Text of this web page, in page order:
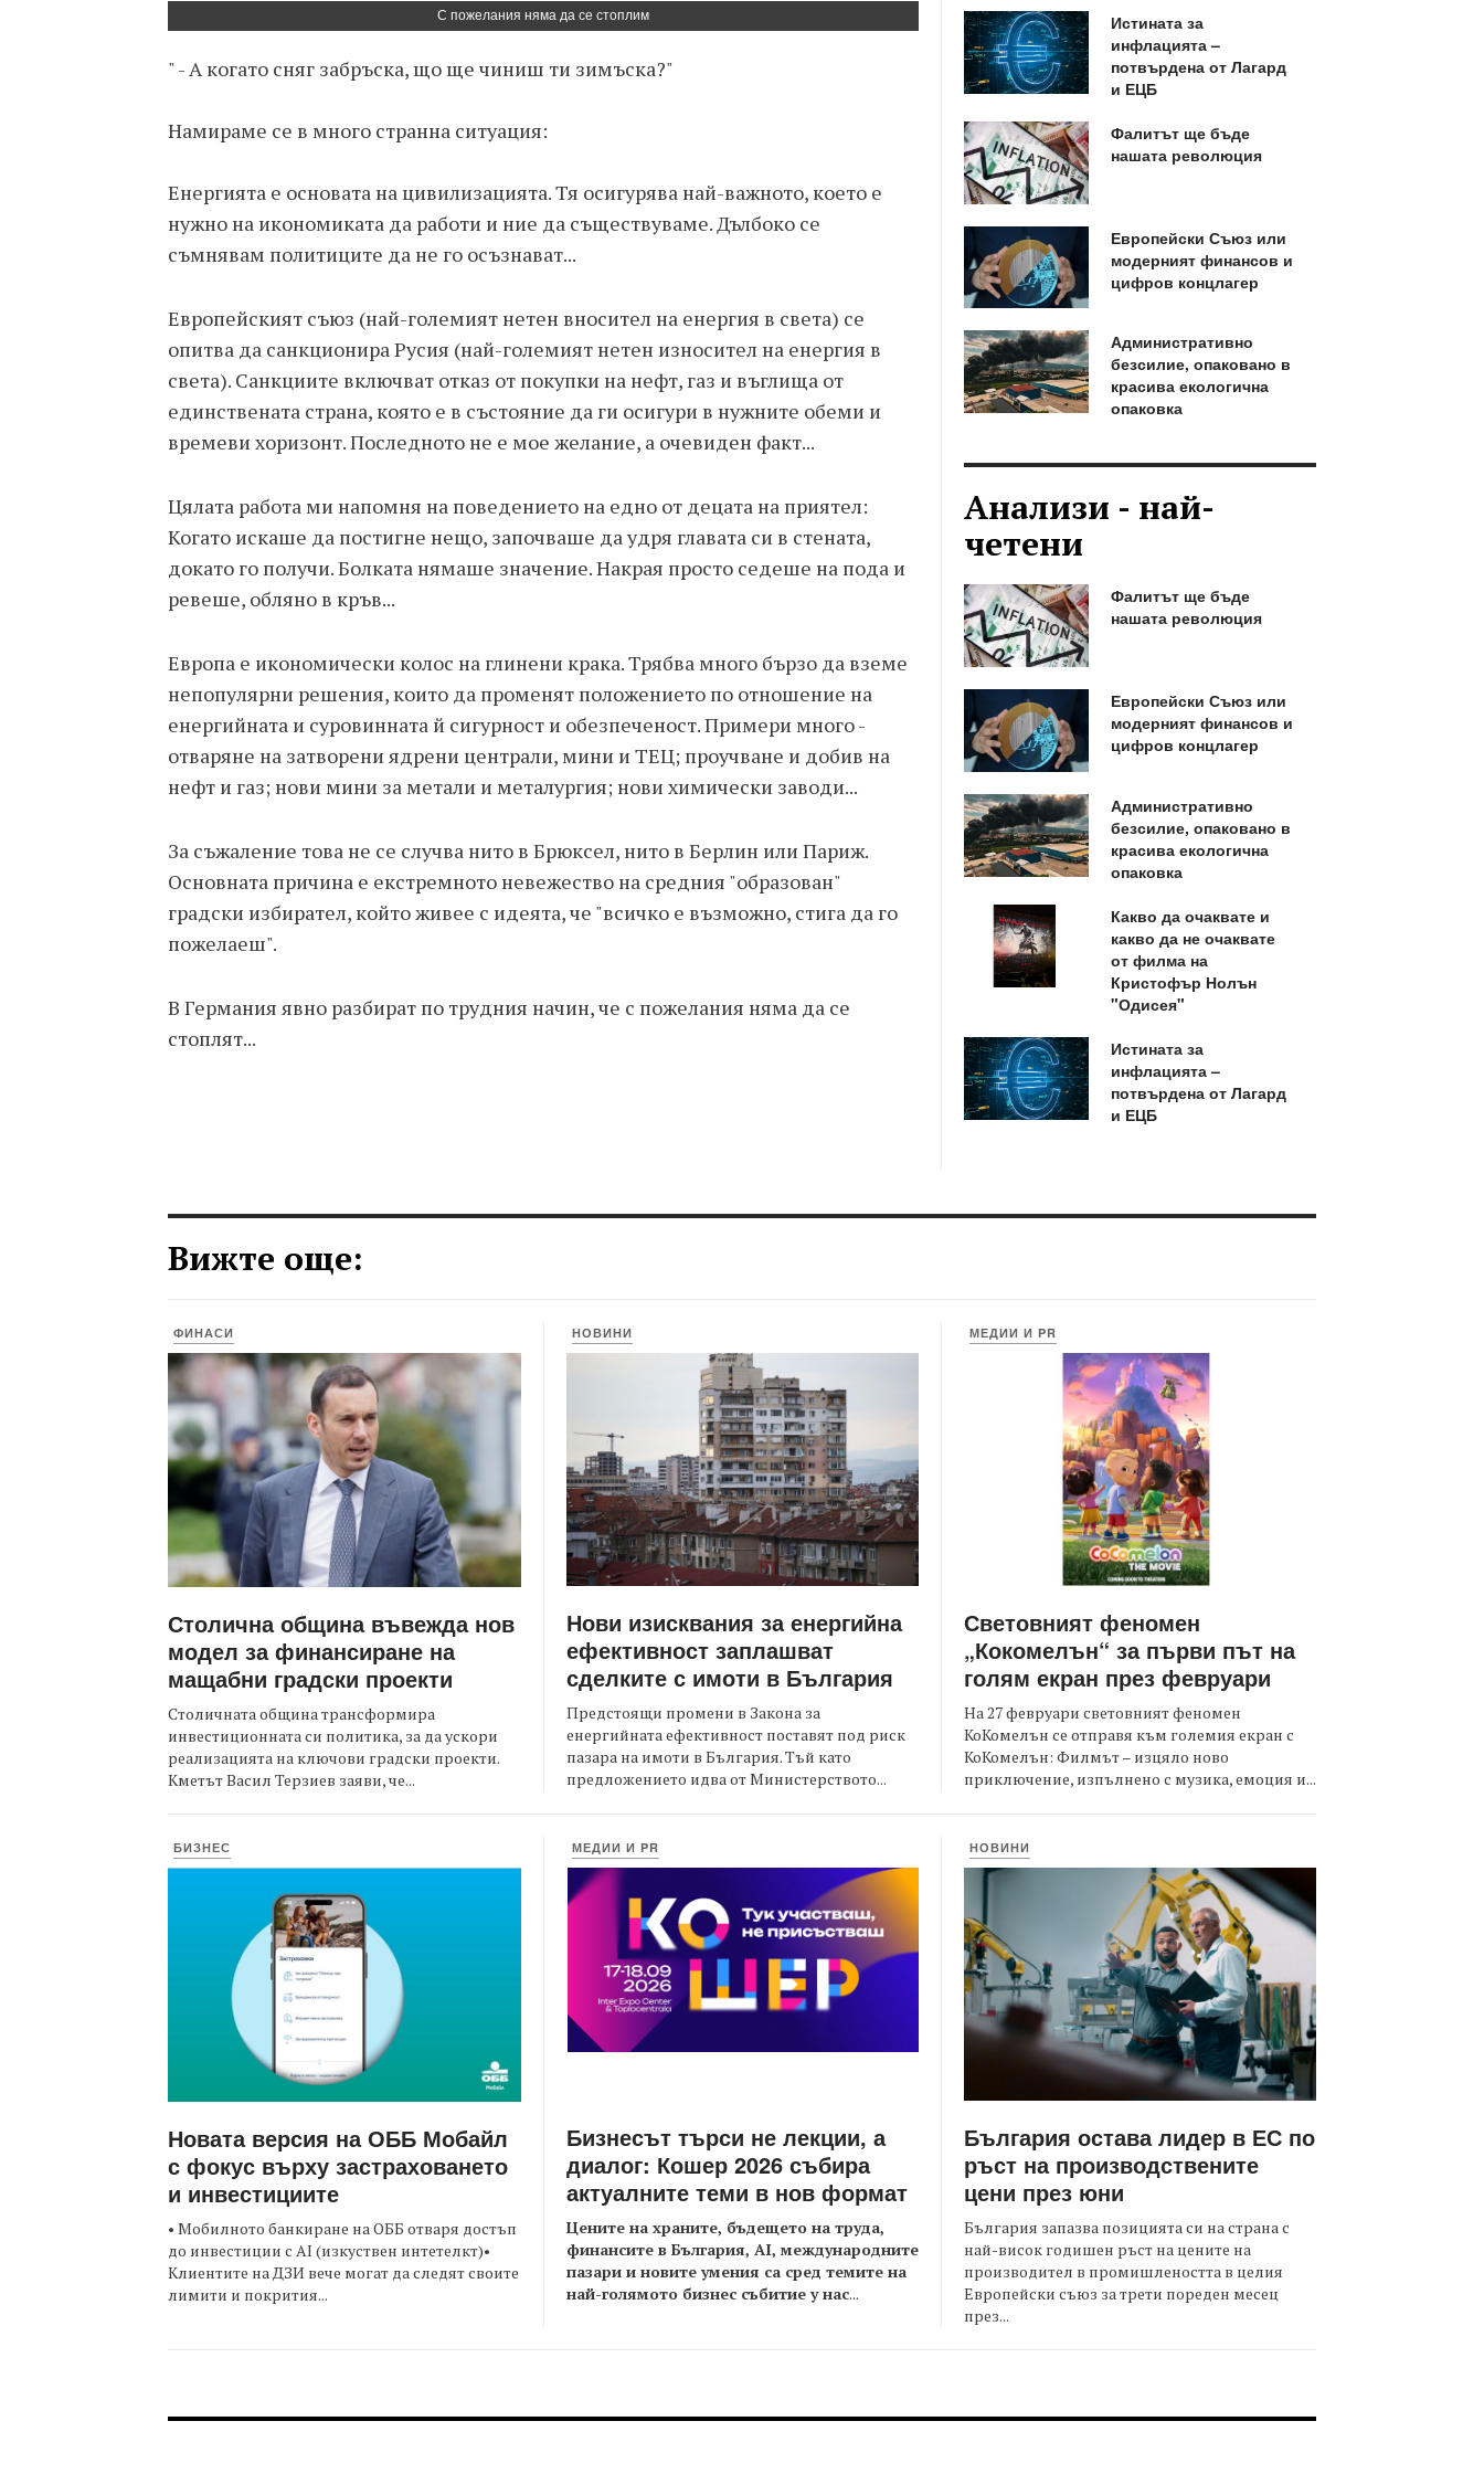
С пожелания няма да се стоплим
" - А когато сняг забръска, що ще чиниш ти зимъска?"
Намираме се в много странна ситуация:
Енергията е основата на цивилизацията. Тя осигурява най-важното, което е
нужно на икономиката да работи и ние да съществуваме. Дълбоко се
съмнявам политиците да не го осъзнават...
Европейският съюз (най-големият нетен вносител на енергия в света) се
опитва да санкционира Русия (най-големият нетен износител на енергия в
света). Санкциите включват отказ от покупки на нефт, газ и въглища от
единствената страна, която е в състояние да ги осигури в нужните обеми и
времеви хоризонт. Последното не е мое желание, а очевиден факт...
Цялата работа ми напомня на поведението на едно от децата на приятел:
Когато искаше да постигне нещо, започваше да удря главата си в стената,
докато го получи. Болката нямаше значение. Накрая просто седеше на пода и
ревеше, обляно в кръв...
Европа е икономически колос на глинени крака. Трябва много бързо да вземе
непопулярни решения, които да променят положението по отношение на
енергийната и суровинната й сигурност и обезпеченост. Примери много -
отваряне на затворени ядрени централи, мини и ТЕЦ; проучване и добив на
нефт и газ; нови мини за метали и металургия; нови химически заводи...
За съжаление това не се случва нито в Брюксел, нито в Берлин или Париж.
Основната причина е екстремното невежество на средния "образован"
градски избирател, който живее с идеята, че "всичко е възможно, стига да го
пожелаеш".
В Германия явно разбират по трудния начин, че с пожелания няма да се
стоплят...
Истината за
инфлацията –
потвърдена от Лагард
и ЕЦБ
Фалитът ще бъде
нашата революция
Европейски Съюз или
модерният финансов и
цифров концлагер
Административно
безсилие, опаковано в
красива екологична
опаковка
Анализи - най-
четени
Фалитът ще бъде
нашата революция
Европейски Съюз или
модерният финансов и
цифров концлагер
Административно
безсилие, опаковано в
красива екологична
опаковка
Какво да очаквате и
какво да не очаквате
от филма на
Кристофър Нолън
"Одисея"
Истината за
инфлацията –
потвърдена от Лагард
и ЕЦБ
Вижте още:
ФИНАСИ
Столична община въвежда нов
модел за финансиране на
мащабни градски проекти
Столичната община трансформира
инвестиционната си политика, за да ускори
реализацията на ключови градски проекти.
Кметът Васил Терзиев заяви, че...
НОВИНИ
Нови изисквания за енергийна
ефективност заплашват
сделките с имоти в България
Предстоящи промени в Закона за
енергийната ефективност поставят под риск
пазара на имоти в България. Тъй като
предложението идва от Министерството...
МЕДИИ И PR
Световният феномен
„Кокомелън“ за първи път на
голям екран през февруари
На 27 февруари световният феномен
КоКомелън се отправя към големия екран с
КоКомелън: Филмът – изцяло ново
приключение, изпълнено с музика, емоция и...
БИЗНЕС
Новата версия на ОББ Мобайл
с фокус върху застраховането
и инвестициите
• Мобилното банкиране на ОББ отваря достъп
до инвестиции с AI (изкуствен интетелкт)•
Клиентите на ДЗИ вече могат да следят своите
лимити и покрития...
МЕДИИ И PR
Бизнесът търси не лекции, а
диалог: Кошер 2026 събира
актуалните теми в нов формат
Цените на храните, бъдещето на труда,
финансите в България, AI, международните
пазари и новите умения са сред темите на
най-голямото бизнес събитие у нас...
НОВИНИ
България остава лидер в ЕС по
ръст на производствените
цени през юни
България запазва позицията си на страна с
най-висок годишен ръст на цените на
производител в промишлеността в целия
Европейски съюз за трети пореден месец
през...